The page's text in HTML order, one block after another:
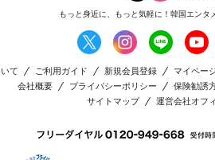
もっと身近に、もっと気軽に！ 韓国エンタ
て ご利用ガイド 新規会員登録 マイペー
会社概要
プライバシーポリシー 保険勧誘
サイトマップ
運営会社オフ